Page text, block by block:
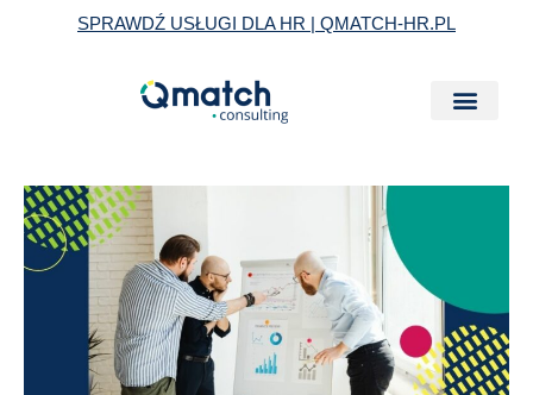
SPRAWDŹ USŁUGI DLA HR | QMATCH-HR.PL
Doradztwo
w
sprzedaży